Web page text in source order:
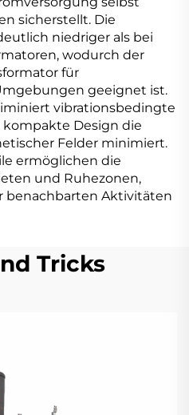
sicherstellt. Die
niedriger als bei
wodurch der
für
geeignet ist.
vibrationsbedingte
kompakte Design die
Felder minimiert.
ermöglichen die
und Ruhezonen,
benachbarten Aktivitäten
Tricks